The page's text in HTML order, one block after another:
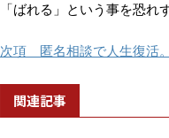
「ばれる」という事を恐れ
次項 匿名相談で人生復活
関連記事